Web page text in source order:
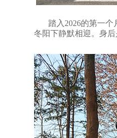
踏入2026的第一个
冬阳下静默相迎。身